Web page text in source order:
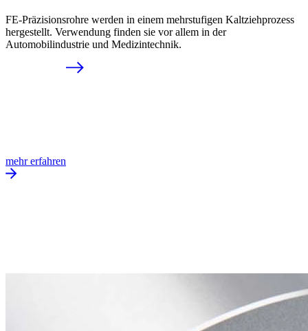
FE-Präzisionsrohre werden in einem mehrstufigen Kaltziehprozess
hergestellt. Verwendung finden sie vor allem in der
Automobilindustrie und Medizintechnik.
mehr erfahren